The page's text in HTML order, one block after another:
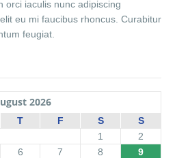
orci iaculis nunc adipiscing
eu mi faucibus rhoncus. Curabitur
feugiat.
2026
T F S
S
1
2
6 7 8
9